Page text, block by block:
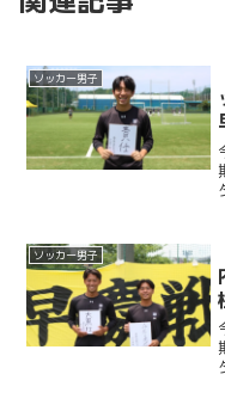
ソッカー男子
ソッカー男子